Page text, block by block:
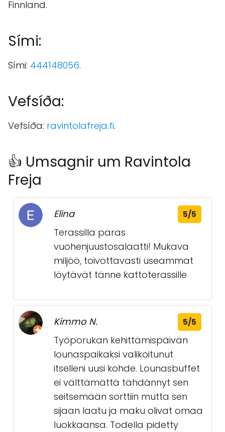
Finnland.
Sími:
Sími: 444148056.
Vefsíða:
Vefsíða: ravintolafreja.fi.
👍 Umsagnir um Ravintola
Freja
Elina 5/5
Terassilla paras
vuohenjuustosalaatti! Mukava
miljöö, toivottavasti useammat
löytävät tänne kattoterassille
Kimmo N. 5/5
Työporukan kehittämispäivän
lounaspaikaksi valikoitunut
itselleni uusi kohde. Lounasbuffet
ei välttämättä tähdännyt sen
seitsemään sorttiin mutta sen
sijaan laatu ja maku olivat omaa
luokkaansa. Todella pidetty